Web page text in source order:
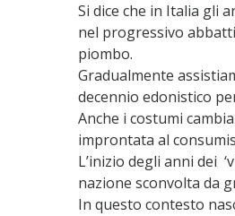
Si dice che in Italia gli
nel progressivo
piombo.
Gradualmente
decennio edonistico
Anche i costumi
improntata al
L’inizio degli anni dei
nazione sconvolta da
In questo contesto